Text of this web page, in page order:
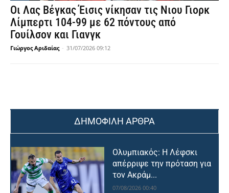
Οι Λας Βέγκας Έισις νίκησαν τις Νιου Γιορκ
Λίμπερτι 104-99 με 62 πόντους από
Γουίλσον και Γιανγκ
Γιώργος Αριδαίας - 31/07/2026 09:12
ΔΗΜΟΦΙΛΗ ΑΡΘΡΑ
Ολυμπιακός: Η Λέφσκι
απέρριψε την πρόταση για
τον Ακράμ...
07/08/2026 00:40